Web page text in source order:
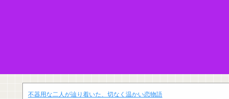
不器用な二人が辿り着いた、切なく温かい恋物語